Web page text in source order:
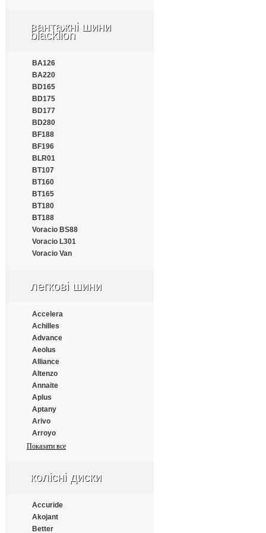
Armforce
Armstrong
Aufine
Austone
Autogrip
Barum
Benton
Bestrich
BFGoodrich
Blacklion
Bontyre
Boto
Bridgestone
Cachland
Carleo
Changfeng
Comforser
Compasal
Constancy
Cooper Chengshan
Cratos
CrossWind
Daewoo
Dayton
Debica
Deestone
Diamondback
Distance
Double Coin
Double Happiness
Double Road
Doublestar
Dunlop
Durun
Eced
Ecovision
вантажні шини
blacklion
BA126
BA220
BD165
BD175
BD177
BD280
BF188
BF196
BLR01
BT107
BT160
BT165
BT180
BT188
Voracio BS88
Voracio L301
Voracio Van
легкові шини
Accelera
Achilles
Advance
Aeolus
Alliance
Altenzo
Annaite
Aplus
Aptany
Arivo
Arroyo
Atlander
Austone
Bars
Barum
BFGoodrich
Показати все
колісні диски
Accuride
Akojant
Better